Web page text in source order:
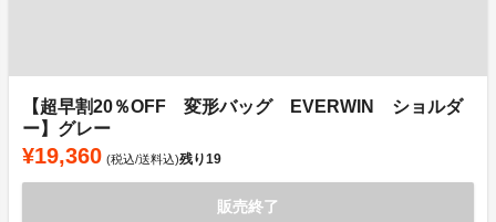
【超早割20％OFF 変形バッグ EVERWIN ショルダ
ー】グレー
¥19,360 (税込/送料込)残り19
販売終了